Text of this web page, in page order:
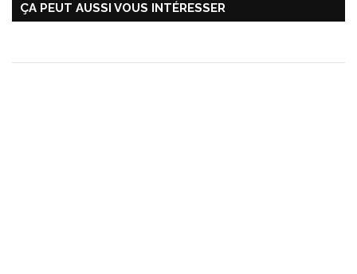
ÇA PEUT AUSSI VOUS INTÉRESSER